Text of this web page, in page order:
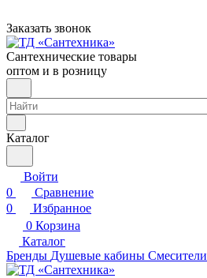
Заказать звонок
Сантехнические товары
оптом и в розницу
Каталог
Войти
0
Сравнение
0
Избранное
0 Корзина
Каталог
Бренды Душевые кабины Смесители